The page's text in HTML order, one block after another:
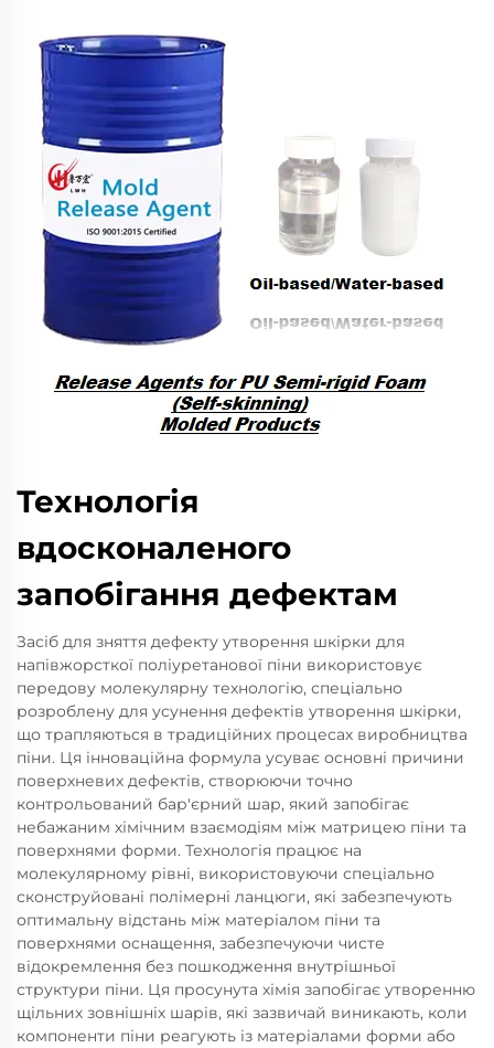
Технологія
вдосконаленого
запобігання дефектам
Засіб для зняття дефекту утворення шкірки для
напівжорсткої поліуретанової піни використовує
передову молекулярну технологію, спеціально
розроблену для усунення дефектів утворення шкірки,
що трапляються в традиційних процесах виробництва
піни. Ця інноваційна формула усуває основні причини
поверхневих дефектів, створюючи точно
контрольований бар'єрний шар, який запобігає
небажаним хімічним взаємодіям між матрицею піни та
поверхнями форми. Технологія працює на
молекулярному рівні, використовуючи спеціально
сконструйовані полімерні ланцюги, які забезпечують
оптимальну відстань між матеріалом піни та
поверхнями оснащення, забезпечуючи чисте
відокремлення без пошкодження внутрішньої
структури піни. Ця просунута хімія запобігає утворенню
щільних зовнішніх шарів, які зазвичай виникають, коли
компоненти піни реагують із матеріалами форми або